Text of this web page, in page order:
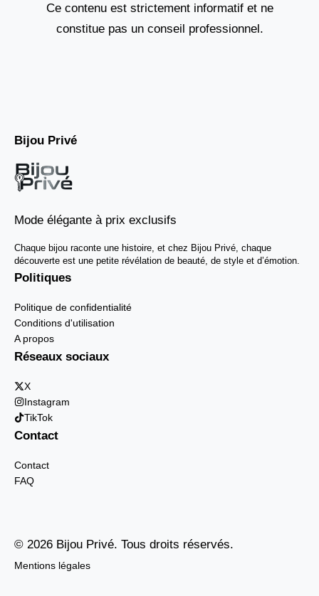
Ce contenu est strictement informatif et ne
constitue pas un conseil professionnel.
Bijou Privé
Mode élégante à prix exclusifs
Chaque bijou raconte une histoire, et chez Bijou Privé, chaque
découverte est une petite révélation de beauté, de style et d’émotion.
Politiques
Politique de confidentialité
Conditions d'utilisation
A propos
Réseaux sociaux
X
Instagram
TikTok
Contact
Contact
FAQ
© 2026 Bijou Privé. Tous droits réservés.
Mentions légales